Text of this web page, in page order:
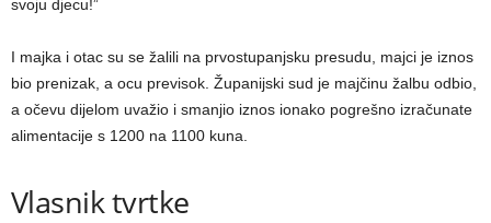
svoju djecu!”
I majka i otac su se žalili na prvostupanjsku presudu, majci je iznos
bio prenizak, a ocu previsok. Županijski sud je majčinu žalbu odbio,
a očevu dijelom uvažio i smanjio iznos ionako pogrešno izračunate
alimentacije s 1200 na 1100 kuna.
Vlasnik tvrtke